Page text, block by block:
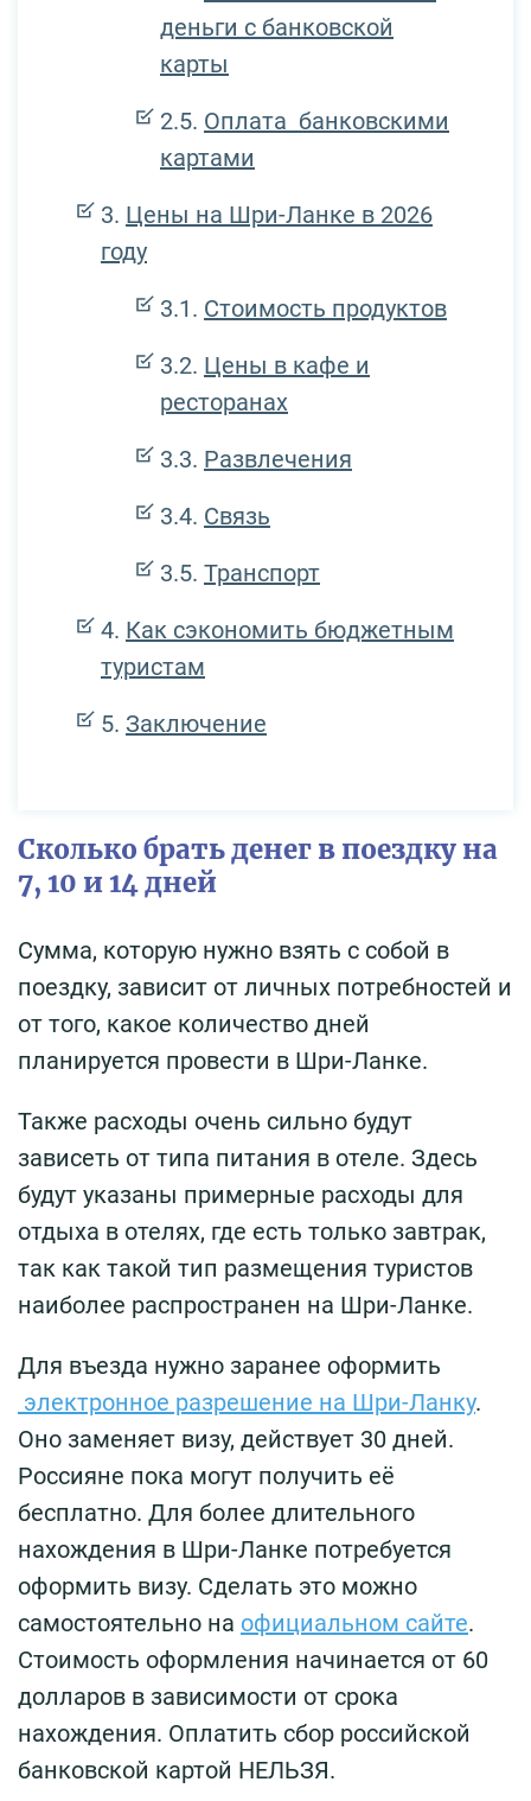
деньги с банковской
карты
Оплата банковскими
картами
Цены на Шри-Ланке в 2026
году
Стоимость продуктов
Цены в кафе и
ресторанах
Развлечения
Связь
Транспорт
Как сэкономить бюджетным
туристам
Заключение
Сколько брать денег в поездку на
7, 10 и 14 дней
Сумма, которую нужно взять с собой в
поездку, зависит от личных потребностей и
от того, какое количество дней
планируется провести в Шри-Ланке.
Также расходы очень сильно будут
зависеть от типа питания в отеле. Здесь
будут указаны примерные расходы для
отдыха в отелях, где есть только завтрак,
так как такой тип размещения туристов
наиболее распространен на Шри-Ланке.
Для въезда нужно заранее оформить
электронное разрешение на Шри-Ланку.
Оно заменяет визу, действует 30 дней.
Россияне пока могут получить её
бесплатно. Для более длительного
нахождения в Шри-Ланке потребуется
оформить визу. Сделать это можно
самостоятельно на официальном сайте.
Стоимость оформления начинается от 60
долларов в зависимости от срока
нахождения. Оплатить сбор российской
банковской картой НЕЛЬЗЯ.